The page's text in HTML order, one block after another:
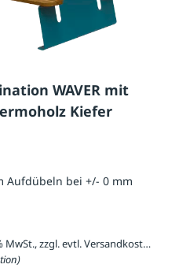
WAVER mit
Kiefer
Aufdübeln bei +/- 0 mm
4.670,40 € / Stück inkl. 20 % MwSt., zzgl. evtl. Versandkosten